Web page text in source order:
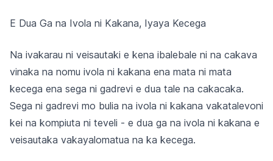
E Dua Ga na Ivola ni Kakana, Iyaya Kecega
Na ivakarau ni veisautaki e kena ibalebale ni na cakava
vinaka na nomu ivola ni kakana ena mata ni mata
kecega ena sega ni gadrevi e dua tale na cakacaka.
Sega ni gadrevi mo bulia na ivola ni kakana vakatalevoni
kei na kompiuta ni teveli - e dua ga na ivola ni kakana e
veisautaka vakayalomatua na ka kecega.